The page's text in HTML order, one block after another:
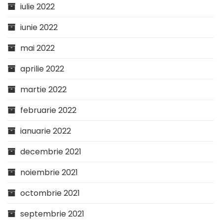
iulie 2022
iunie 2022
mai 2022
aprilie 2022
martie 2022
februarie 2022
ianuarie 2022
decembrie 2021
noiembrie 2021
octombrie 2021
septembrie 2021